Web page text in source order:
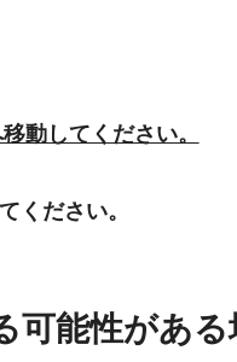
動してください。
ください。
可能性があ